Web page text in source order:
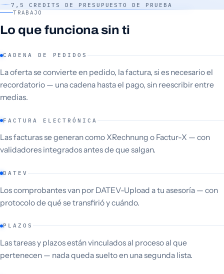
7,5 CREDITS DE PRESUPUESTO DE PRUEBA
TRABAJO
Lo que funciona sin ti
CADENA DE PEDIDOS
La oferta se convierte en pedido, la factura, si es necesario el
recordatorio — una cadena hasta el pago, sin reescribir entre
medias.
FACTURA ELECTRÓNICA
Las facturas se generan como XRechnung o Factur-X — con
validadores integrados antes de que salgan.
DATEV
Los comprobantes van por DATEV-Upload a tu asesoría — con
protocolo de qué se transfirió y cuándo.
PLAZOS
Las tareas y plazos están vinculados al proceso al que
pertenecen — nada queda suelto en una segunda lista.